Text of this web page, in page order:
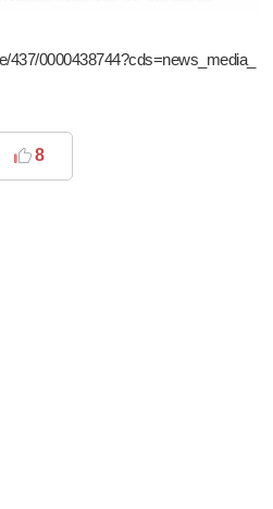
437/0000438744?cds=news_media_
8